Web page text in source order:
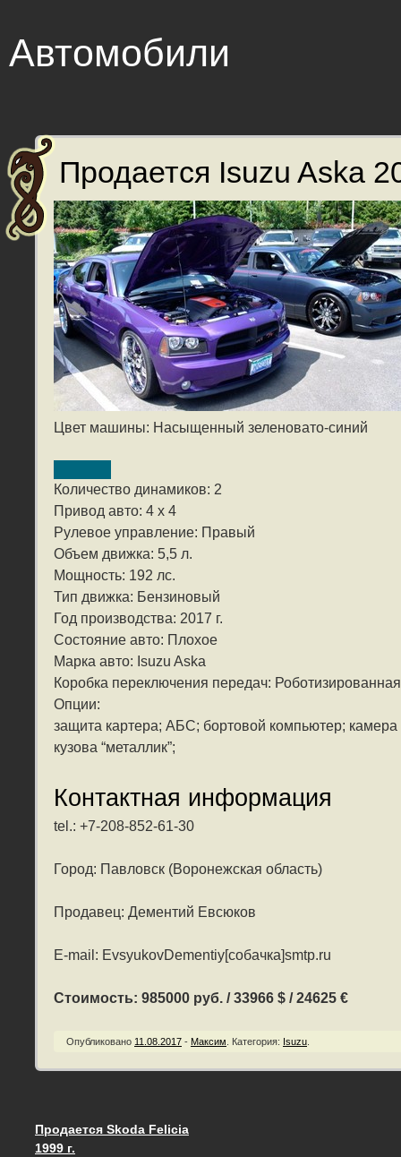
Автомобили
Продается Isuzu Aska
Цвет машины: Насыщенный зеленовато-синий
Количество динамиков: 2
Привод авто: 4 x 4
Рулевое управление: Правый
Объем движка: 5,5 л.
Мощность: 192 лс.
Тип движка: Бензиновый
Год производства: 2017 г.
Состояние авто: Плохое
Марка авто: Isuzu Aska
Коробка переключения передач:
Опции:
защита картера; АБС; бортовой компьютер; камера
кузова “металлик”;
Контактная информация
tel.: +7-208-852-61-30
Город: Павловск (Воронежская область)
Продавец: Дементий Евсюков
E-mail: EvsyukovDementiy[собачка]smtp.ru
Стоимость: 985000 руб. / 33966 $ / 24625 €
Опубликовано 11.08.2017 - Максим Категория: Isuzu
Запись навигация
Продается Skoda Felicia
1999 г.